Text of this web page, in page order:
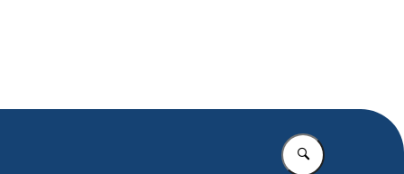
Vul in wat u